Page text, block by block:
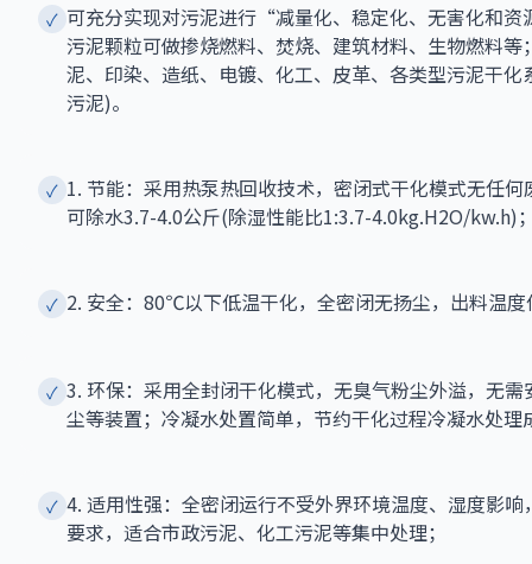
✓ 可充分实现对污泥进行“减量化、稳定化、无害化和
污泥颗粒可做掺烧燃料、焚烧、建筑材料、生物燃料等
泥、印染、造纸、电镀、化工、皮革、各类型污泥干化
污泥)。
✓ 1. 节能：采用热泵热回收技术，密闭式干化模式无任
可除水3.7-4.0公斤(除湿性能比1:3.7-4.0kg.H2O/kw.h)
✓ 2. 安全：80℃以下低温干化，全密闭无扬尘，出料温
✓ 3. 环保：采用全封闭干化模式，无臭气粉尘外溢，无
尘等装置；冷凝水处置简单，节约干化过程冷凝水处理
✓ 4. 适用性强：全密闭运行不受外界环境温度、湿度影
要求，适合市政污泥、化工污泥等集中处理；